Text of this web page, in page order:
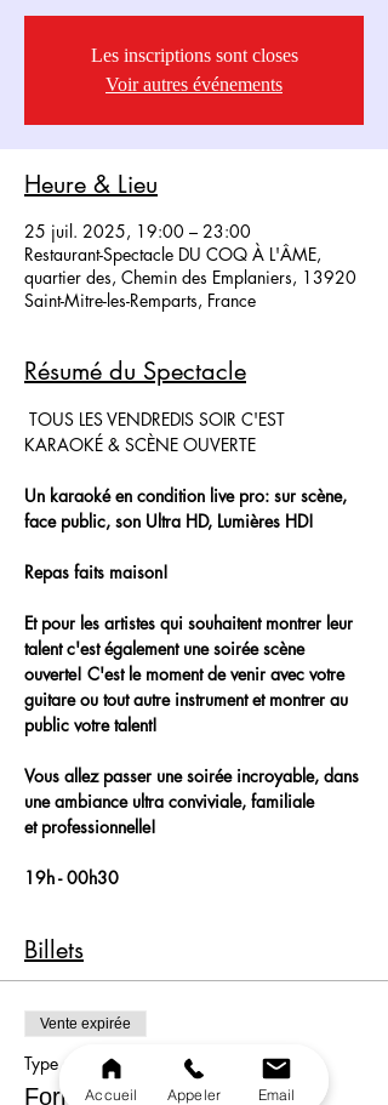
Les inscriptions sont closes
Voir autres événements
Heure & Lieu
25 juil. 2025, 19:00 – 23:00
Restaurant-Spectacle DU COQ À L'ÂME,
quartier des, Chemin des Emplaniers, 13920
Saint-Mitre-les-Remparts, France
Résumé du Spectacle
TOUS LES VENDREDIS SOIR C'EST
KARAOKÉ & SCÈNE OUVERTE
Un karaoké en condition live pro: sur scène,
face public, son Ultra HD, Lumières HD!
Repas faits maison!
Et pour les artistes qui souhaitent montrer leur
talent c'est également une soirée scène
ouverte! C'est le moment de venir avec votre
guitare ou tout autre instrument et montrer au
public votre talent!
Vous allez passer une soirée incroyable, dans
une ambiance ultra conviviale, familiale
et professionnelle!
19h - 00h30
Billets
Vente expirée
Type de billet
FormuleAccueil Appeler Email